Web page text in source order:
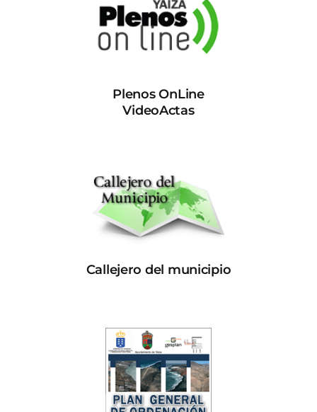
Plenos OnLine
VideoActas
Callejero del municipio